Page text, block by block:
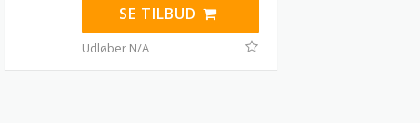
SE TILBUD
Udløber N/A